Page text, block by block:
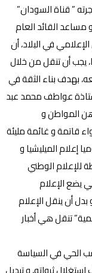
” قناة السودان”
القائد العام
في البلاد، أن
يجب أن تنقل من خلال
بهدف بناء الثقة في
عواطف محمد عبد
المواطن و
قاتمة و غائمة مليئة
إعلام الميليشيا و
للإعلام الوطني
يضع الإعلام
أن ينقل الإعلام
تنقل هي أخبار
الحي في السياسة